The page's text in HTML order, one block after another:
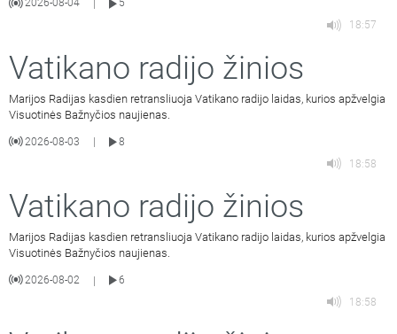
2026-08-04
5
18:57
Vatikano radijo žinios
Marijos Radijas kasdien retransliuoja Vatikano radijo laidas, kurios apžvelgia
Visuotinės Bažnyčios naujienas.
2026-08-03
8
18:58
Vatikano radijo žinios
Marijos Radijas kasdien retransliuoja Vatikano radijo laidas, kurios apžvelgia
Visuotinės Bažnyčios naujienas.
2026-08-02 |
6
18:58